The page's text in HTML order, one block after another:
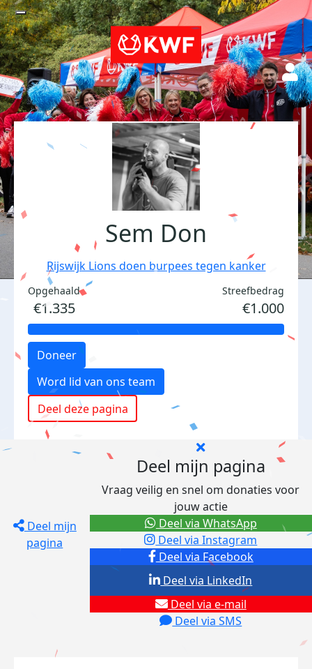
Sem Don
Rijswijk Lions doen burpees tegen kanker
Opgehaald
€1.335
Streefbedrag
€1.000
Doneer
Word lid van ons team
Deel deze pagina
Deel mijn
pagina
Deel mijn pagina
Vraag veilig en snel om donaties voor
jouw actie
Deel via Facebook
Deel via Instagram
Deel via e-mail
Deel via SMS
Deel via LinkedIn
Deel via WhatsApp